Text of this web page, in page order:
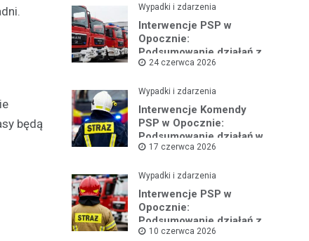
będą
Wypadki i zdarzenia
Interwencje PSP w
Opocznie:
Podsumowanie działań z
czerwca 2026 roku
24 czerwca 2026
Wypadki i zdarzenia
Interwencje Komendy
PSP w Opocznie:
Podsumowanie działań w
czerwcu 2026
17 czerwca 2026
Wypadki i zdarzenia
Interwencje PSP w
Opocznie:
Podsumowanie działań z
pierwszej połowy
10 czerwca 2026